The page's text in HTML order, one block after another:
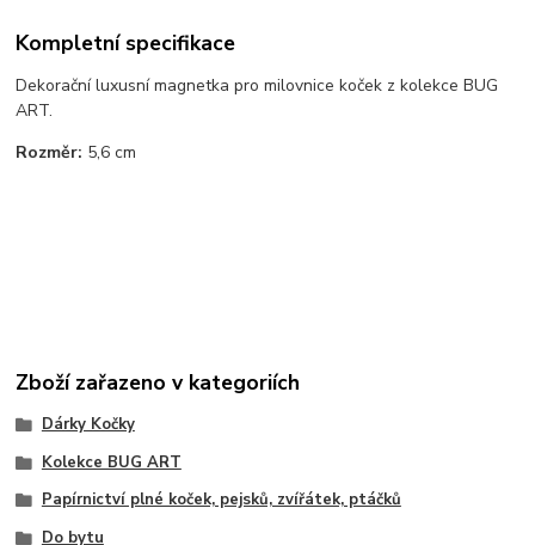
Kompletní specifikace
Dekorační luxusní magnetka pro milovnice koček z kolekce BUG
ART.
Rozměr: 5,6 cm
Zboží zařazeno v kategoriích
Dárky Kočky
Kolekce BUG ART
Papírnictví plné koček, pejsků, zvířátek, ptáčků
Do bytu